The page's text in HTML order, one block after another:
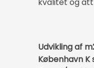
Udvikling af
København K